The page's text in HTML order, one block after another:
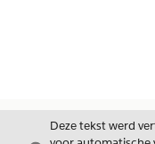
Deze tekst werd